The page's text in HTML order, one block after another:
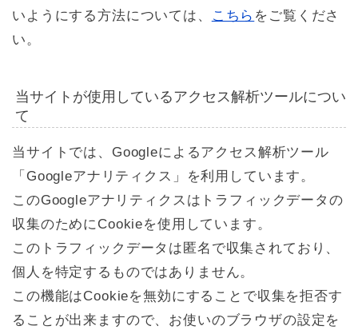
いようにする方法については、
こちら をご覧くださ
い。
当サイトが使用しているアクセス解析ツールについ
て
当サイトでは、Googleによるアクセス解析ツール
「Googleアナリティクス」を利用しています。
このGoogleアナリティクスはトラフィックデータの
収集のためにCookieを使用しています。
このトラフィックデータは匿名で収集されており、
個人を特定するものではありません。
この機能はCookieを無効にすることで収集を拒否す
ることが出来ますので、お使いのブラウザの設定を